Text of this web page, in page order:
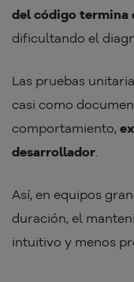
del código termina
dificultando el
Las pruebas
casi como
comportamiento,
desarrollador.
Así, en equipos
duración, el
intuitivo y menos